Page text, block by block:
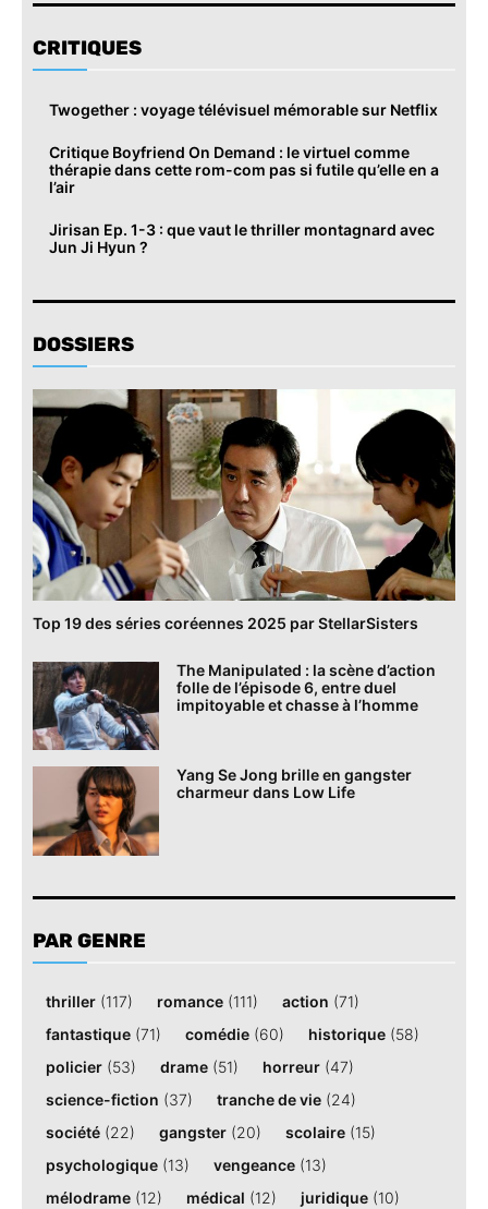
CRITIQUES
Twogether : voyage télévisuel mémorable sur Netflix
Critique Boyfriend On Demand : le virtuel comme
thérapie dans cette rom-com pas si futile qu’elle en a
l’air
Jirisan Ep. 1-3 : que vaut le thriller montagnard avec
Jun Ji Hyun ?
DOSSIERS
Top 19 des séries coréennes 2025 par StellarSisters
The Manipulated : la scène d’action
folle de l’épisode 6, entre duel
impitoyable et chasse à l’homme
Yang Se Jong brille en gangster
charmeur dans Low Life
PAR GENRE
thriller (117) romance (111) action (71)
fantastique (71) comédie (60) historique (58)
policier (53) drame (51) horreur (47)
science-fiction (37) tranche de vie (24)
société (22) gangster (20) scolaire (15)
psychologique (13) vengeance (13)
mélodrame (12) médical (12) juridique (10)